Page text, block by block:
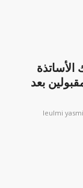
قسم ب بعنوان 2023 المقبولين بعد
leulmi